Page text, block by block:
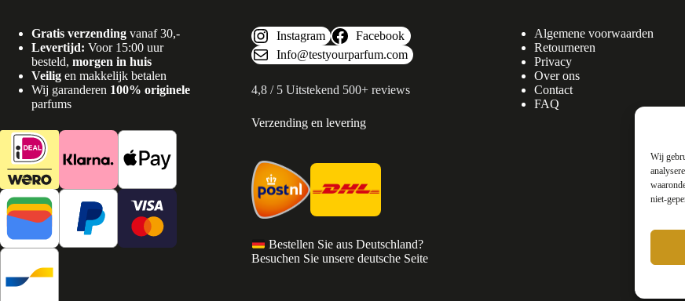
Wij
niet-
Gratis verzending vanaf 30,-
Levertijd: Voor 15:00 uur
besteld, morgen in huis
Veilig en makkelijk betalen
Wij garanderen 100% originele
parfums
Instagram
Facebook
Info@testyourparfum.com
4,8 / 5 Uitstekend 500+ reviews
Verzending en levering
Bestellen Sie aus Deutschland?
Besuchen Sie unsere deutsche Seite
Algemene voorwaarden
Retourneren
Privacy
Over ons
Contact
FAQ